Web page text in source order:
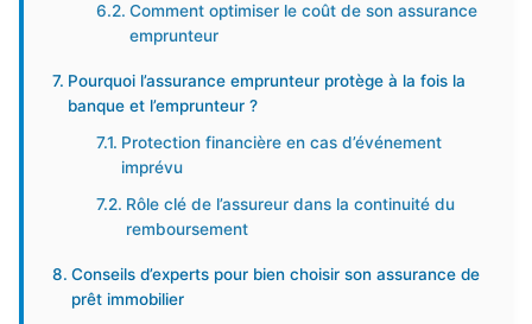
Comment optimiser le coût de son assurance
emprunteur
Pourquoi l’assurance emprunteur protège à la fois la
banque et l’emprunteur ?
Protection financière en cas d’événement
imprévu
Rôle clé de l’assureur dans la continuité du
remboursement
Conseils d’experts pour bien choisir son assurance de
prêt immobilier